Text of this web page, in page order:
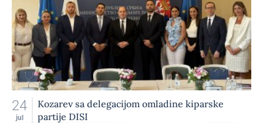
24
jul
Kozarev sa delegacijom omladine kiparske
partije DISI